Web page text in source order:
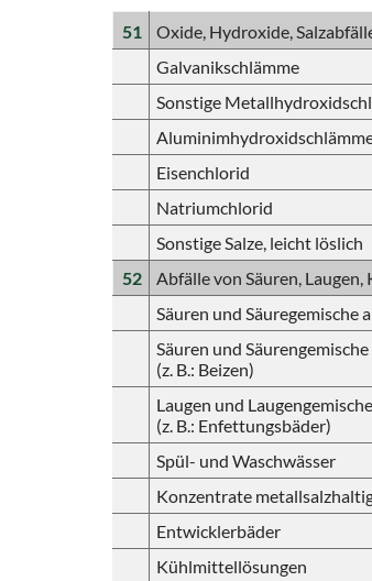
51
Oxide, Hydroxide,
Galvanikschlämme
Sonstige
Eisenchlorid
Natriumchlorid
Sonstige Salze, leicht löslich
52
Abfälle von Säuren,
Säuren und Säuregemische
Säuren und
(z. B.: Beizen)
Laugen und
(z. B.: Enfettungsbäder)
Spül- und Waschwässer
Konzentrate
Entwicklerbäder
Kühlmittellösungen